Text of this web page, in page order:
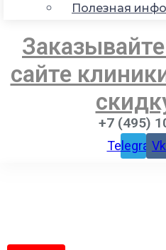
Полезная
сайте
+7 (495)
TelegramVk